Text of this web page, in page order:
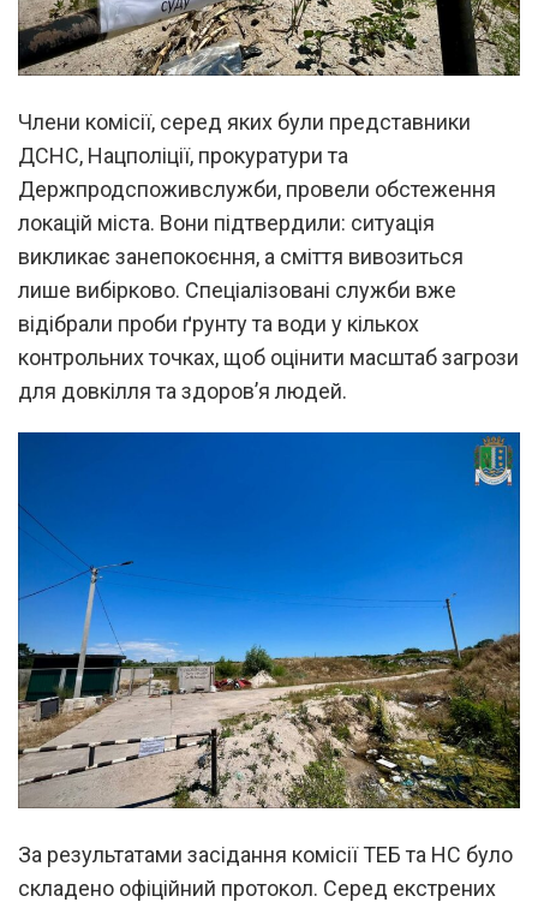
Члени комісії, серед яких були представники
ДСНС, Нацполіції, прокуратури та
Держпродспоживслужби, провели обстеження
локацій міста. Вони підтвердили: ситуація
викликає занепокоєння, а сміття вивозиться
лише вибірково. Спеціалізовані служби вже
відібрали проби ґрунту та води у кількох
контрольних точках, щоб оцінити масштаб загрози
для довкілля та здоров’я людей.
За результатами засідання комісії ТЕБ та НС було
складено офіційний протокол. Серед екстрених